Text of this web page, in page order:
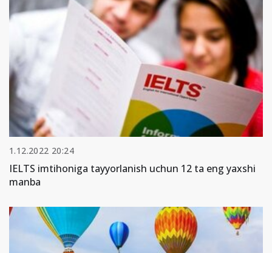
1.12.2022 20:24
IELTS imtihoniga tayyorlanish uchun 12 ta eng yaxshi
manba